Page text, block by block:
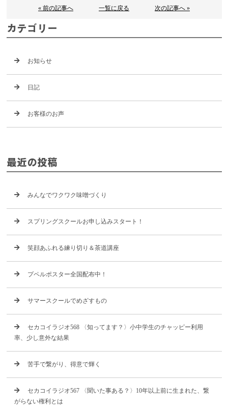
« 前の記事へ 一覧に戻る 次の記事へ »
カテゴリー
お知らせ
日記
お客様のお声
最近の投稿
みんなでワクワク味噌づくり
スプリングスクールお申し込みスタート！
笑顔あふれる練り切り＆茶道講座
プペルポスター全国配布中！
サマースクールでめざすもの
セカコイラジオ568 〈知ってます？〉小中学生のチャッピー利用
率、少し意外な結果
苦手で繋がり、得意で輝く
セカコイラジオ567 〈聞いた事ある？〉10年以上前に生まれた、繋
がらない権利とは